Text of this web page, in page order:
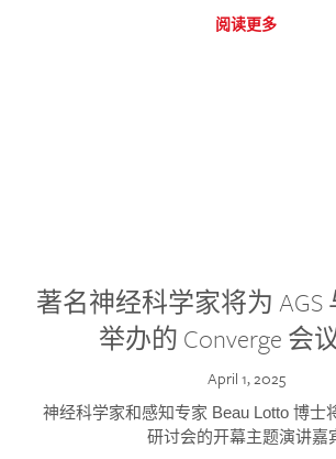
阅读更多
著名神经科学家将为 AGS
举办的 Converge 会
April 1, 2025
神经科学家和感知专家 Beau Lotto 博士
研讨会的开幕主题演讲嘉